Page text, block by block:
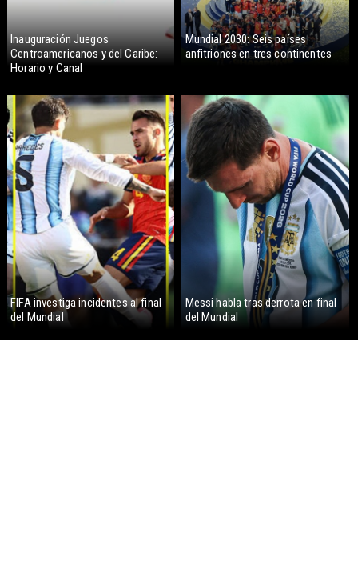
Inauguración Juegos
Centroamericanos y del Caribe:
Horario y Canal
Mundial 2030: Seis países
anfitriones en tres continentes
FIFA investiga incidentes al final
del Mundial
Messi habla tras derrota en final
del Mundial